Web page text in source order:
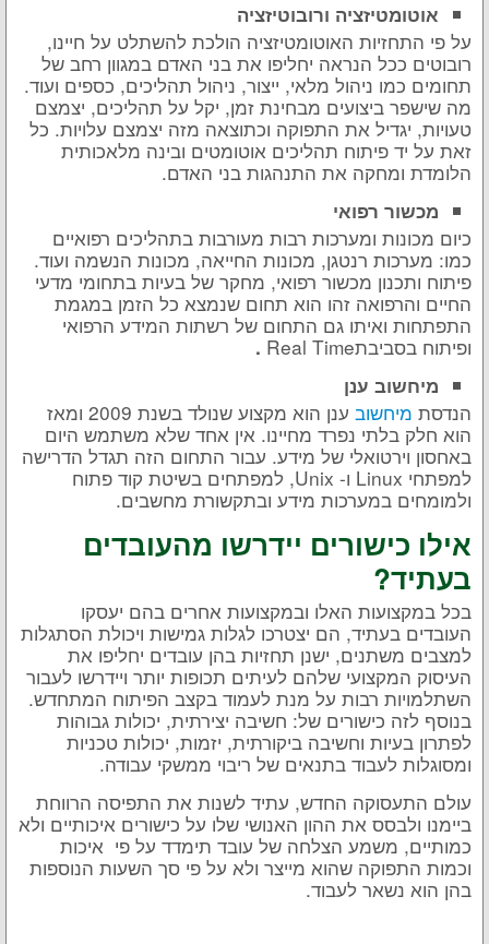
אוטומטיזציה ורובוטיזציה
על פי התחזיות האוטומטיזציה הולכת להשתלט על חיינו,
רובוטים ככל הנראה יחליפו את בני האדם במגוון רחב של
תחומים כמו ניהול מלאי, ייצור, ניהול תהליכים, כספים ועוד.
מה שישפר ביצועים מבחינת זמן, יקל על תהליכים, יצמצם
טעויות, יגדיל את התפוקה וכתוצאה מזה יצמצם עלויות. כל
זאת על יד פיתוח תהליכים אוטומטים ובינה מלאכותית
הלומדת ומחקה את התנהגות בני האדם.
מכשור רפואי
כיום מכונות ומערכות רבות מעורבות בתהליכים רפואיים
כמו: מערכות רנטגן, מכונות החייאה, מכונות הנשמה ועוד.
פיתוח ותכנון מכשור רפואי, מחקר של בעיות בתחומי מדעי
החיים והרפואה זהו הוא תחום שנמצא כל הזמן במגמת
התפתחות ואיתו גם התחום של רשתות המידע הרפואי
ופיתוח בסביבתReal Time
.
מיחשוב ענן
הנדסת מיחשוב
ענן הוא מקצוע שנולד בשנת 2009 ומאז
הוא חלק בלתי נפרד מחיינו. אין אחד שלא משתמש היום
באחסון וירטואלי של מידע. עבור התחום הזה תגדל הדרישה
למפתחי Linux ו- Unix, למפתחים בשיטת קוד פתוח
ולמומחים במערכות מידע ובתקשורת מחשבים.
אילו כישורים יידרשו מהעובדים
בעתיד?
בכל במקצועות האלו ובמקצועות אחרים בהם יעסקו
העובדים בעתיד, הם יצטרכו לגלות גמישות ויכולת הסתגלות
למצבים משתנים, ישנן תחזיות בהן עובדים יחליפו את
העיסוק המקצועי שלהם לעיתים תכופות יותר ויידרשו לעבור
השתלמויות רבות על מנת לעמוד בקצב הפיתוח המתחדש.
בנוסף לזה כישורים של: חשיבה יצירתית, יכולות גבוהות
לפתרון בעיות וחשיבה ביקורתית, יזמות, יכולות טכניות
ומסוגלות לעבוד בתנאים של ריבוי ממשקי עבודה.
עולם התעסוקה החדש, עתיד לשנות את התפיסה הרווחת
ביימנו ולבסס את ההון האנושי שלו על כישורים איכותיים ולא
כמותיים, משמע הצלחה של עובד תימדד על פי איכות
וכמות התפוקה שהוא מייצר ולא על פי סך השעות הנוספות
בהן הוא נשאר לעבוד.